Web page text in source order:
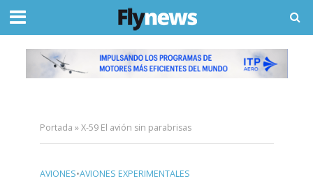
Portada »X-59 El avión sin parabrisas
AVIONES•AVIONES EXPERIMENTALES